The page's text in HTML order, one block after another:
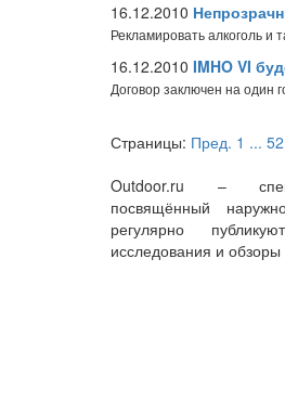
16.12.2010
Рекламировать алкоголь и
16.12.2010 IMHO VI
Договор заключен на один
Страницы: Пред. 1 ... 52
Outdoor.ru –
посвящённый
регулярно
исследования и